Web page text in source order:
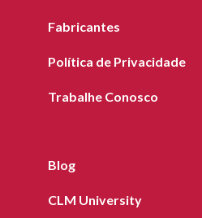
Fabricantes
Política de Privacidade
Trabalhe Conosco
Blog
CLM University